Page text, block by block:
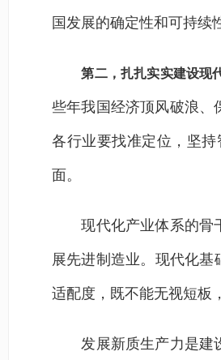
国发展的确定性和可持续
第二，扎扎实实建设现
些年我国经济顶风破浪、
各行业要找准定位，坚
面。
现代化产业体系的骨干
展先进制造业。现代化
适配度，既不能无视短板
发展新质生产力是建设